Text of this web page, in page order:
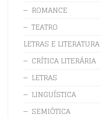
ROMANCE
TEATRO
LETRAS E LITERATURA
CRÍTICA LITERÁRIA
LETRAS
LINGUÍSTICA
SEMIÓTICA